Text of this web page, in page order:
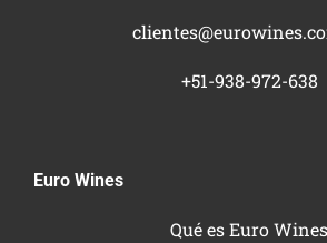
+51-938-972-638
Euro Wines
Qué es Euro Wines